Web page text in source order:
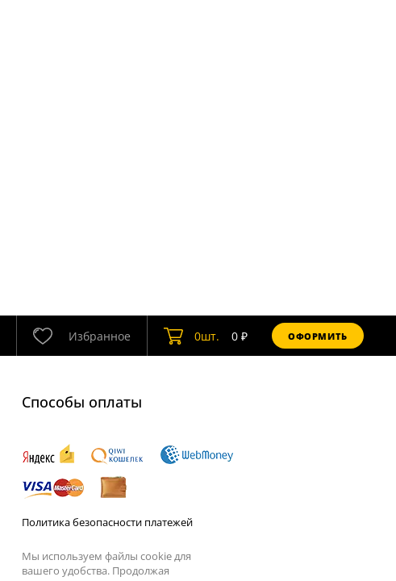
Избранное 0шт. 0₽ ОФОРМИТЬ
Способы оплаты
Политика безопасности платежей
Мы используем файлы cookie для
вашего удобства. Продолжая